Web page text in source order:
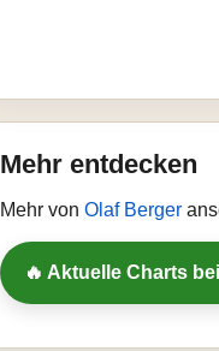
Mehr entdecken
Mehr von Olaf Berger
🔥 Aktuelle Charts